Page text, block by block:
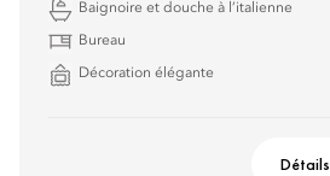
Baignoire et douche à l’italienne
Bureau
Décoration élégante
Détails